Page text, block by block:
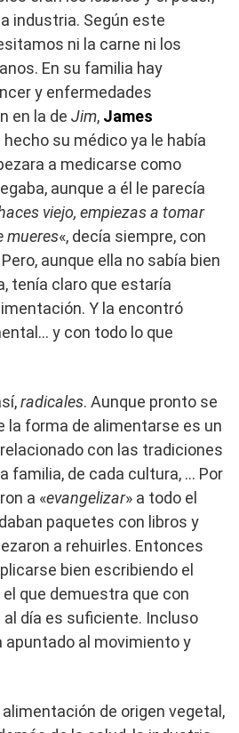
industria. Según este
ni la carne ni los
En su familia hay
y enfermedades
en la de Jim, James
hecho su médico ya le había
a medicarse como
aunque a él le parecía
viejo, empiezas a tomar
mueres«, decía siempre, con
aunque ella no sabía bien
tenía claro que estaría
Y la encontró
y con todo lo que
radicales. Aunque pronto se
la forma de alimentarse es un
con las tradiciones
familia, de cada cultura, … Por
a «evangelizar» a todo el
paquetes con libros y
a rehuirles. Entonces
bien escribiendo el
el que demuestra que con
día es suficiente. Incluso
apuntado al movimiento y
de origen vegetal,